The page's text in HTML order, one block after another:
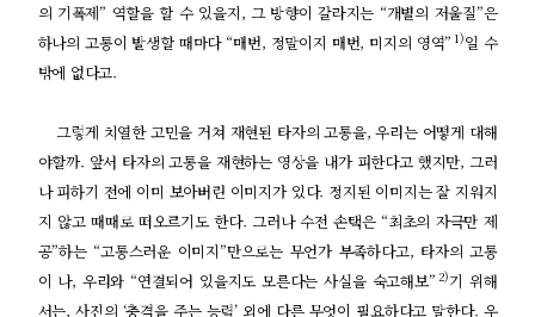
의 기폭제” 역할을 할 수 있을지, 그 방향이 갈라지는 “개별의 저울질”은
하나의 고통이 발생할 때마다 “매번, 정말이지 매번, 미지의 영역” 1)일 수
밖에 없다고.
그렇게 치열한 고민을 거쳐 재현된 타자의 고통을, 우리는 어떻게 대해
야할까. 앞서 타자의 고통을 재현하는 영상을 내가 피한다고 했지만, 그러
나 피하기 전에 이미 보아버린 이미지가 있다. 정지된 이미지는 잘 지워지
지 않고 때때로 떠오르기도 한다. 그러나 수전 손택은 “최초의 자극만 제
공”하는 “고통스러운 이미지”만으로는 무언가 부족하다고, 타자의 고통
이 나, 우리와 “연결되어 있을지도 모른다는 사실을 숙고해보” 2)기 위해
서는, 사진의 ‘충격을 주는 능력’ 외에 다른 무엇이 필요하다고 말한다. 우